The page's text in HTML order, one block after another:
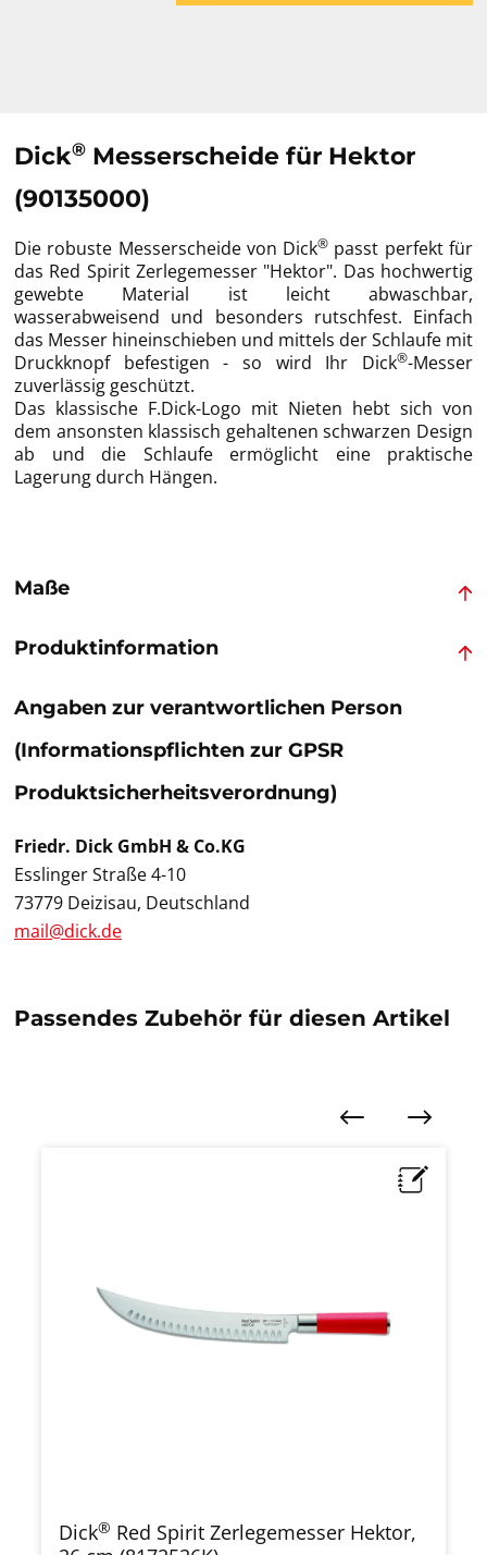
Dick® Messerscheide für Hektor
(90135000)
Die robuste Messerscheide von Dick® passt perfekt für
das Red Spirit Zerlegemesser "Hektor". Das hochwertig
gewebte Material ist leicht abwaschbar,
wasserabweisend und besonders rutschfest. Einfach
das Messer hineinschieben und mittels der Schlaufe mit
Druckknopf befestigen - so wird Ihr Dick®-Messer
zuverlässig geschützt.
Das klassische F.Dick-Logo mit Nieten hebt sich von
dem ansonsten klassisch gehaltenen schwarzen Design
ab und die Schlaufe ermöglicht eine praktische
Lagerung durch Hängen.
Maße
Produktinformation
Angaben zur verantwortlichen Person
(Informationspflichten zur GPSR
Produktsicherheitsverordnung)
Friedr. Dick GmbH & Co.KG
Esslinger Straße 4-10
73779 Deizisau, Deutschland
mail@dick.de
Passendes Zubehör für diesen Artikel
Dick® Red Spirit Zerlegemesser Hektor,